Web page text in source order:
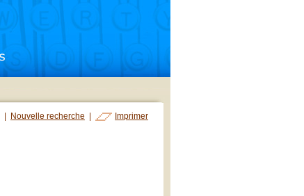
Nouvelle recherche Imprimer